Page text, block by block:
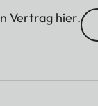
Vertrag hier.